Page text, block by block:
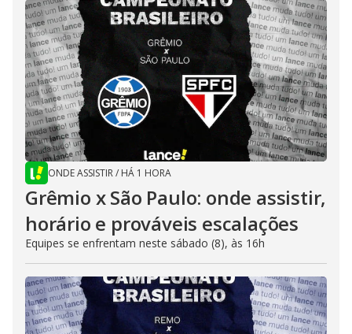
ONDE ASSISTIR/ HÁ 1 HORA
Grêmio x São Paulo: onde assistir,
horário e prováveis escalações
Equipes se enfrentam neste sábado (8), às 16h